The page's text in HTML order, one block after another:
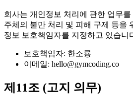
회사는 개인정보 처리에 관한 업무
주체의 불만 처리 및 피해 구제 등을
정보 보호책임자를 지정하고 있습니
보호책임자: 한소룡
이메일: hello@gymcoding.co
제11조 (고지 의무)